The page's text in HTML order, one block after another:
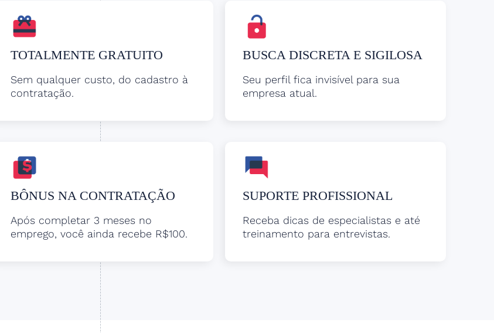
TOTALMENTE GRATUITO
Sem qualquer custo, do cadastro à
contratação.
BUSCA DISCRETA E SIGILOSA
Seu perfil fica invisível para sua
empresa atual.
BÔNUS NA CONTRATAÇÃO
Após completar 3 meses no
emprego, você ainda recebe R$100.
SUPORTE PROFISSIONAL
Receba dicas de especialistas e até
treinamento para entrevistas.